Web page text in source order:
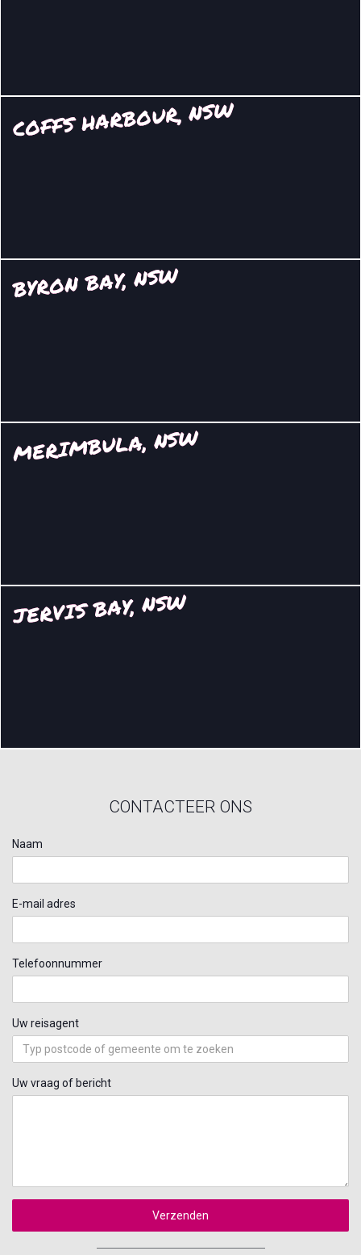
COFFS HARBOUR, NSW
BYRON BAY, NSW
MERIMBULA, NSW
JERVIS BAY, NSW
CONTACTEER ONS
Naam
E-mail adres
Telefoonnummer
Uw reisagent
Uw vraag of bericht
Verzenden